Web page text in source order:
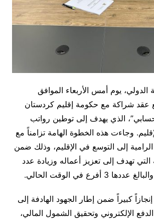
يوم أمس الأربعاء الموافق
بتوقيع عقد شراكة مع حكومة إقليم كردستان
الذي يهدف إلى توطين رواتب
وجاءت هذه الخطوة الهامة تزامناً مع
إلى التوسع في الإقليم، وذلك ضمن
التي تهدف إلى تعزيز أعماله وزيادة عدد
أفرع في الوقت الحالي.
كبيراً ضمن إطار الجهود الهادفة إلى
الإلكتروني وتحقيق الشمول المالي،